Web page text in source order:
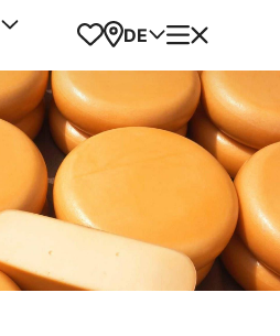
Favoriten
Karte
DE Menü